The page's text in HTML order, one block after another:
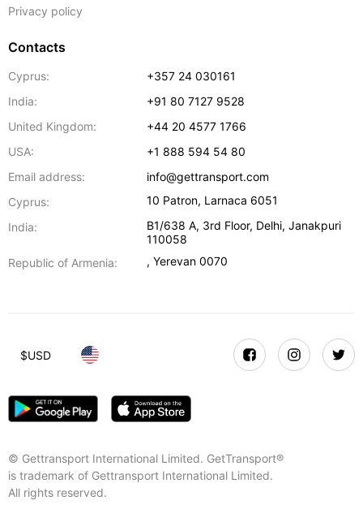
Privacy policy
Contacts
Cyprus:
+357 24 030161
India:
+91 80 7127 9528
United Kingdom:
+44 20 4577 1766
USA:
+1 888 594 54 80
Email address:
info@gettransport.com
Cyprus:
10 Patron, Larnaca 6051
India:
B1/638 A, 3rd Floor, Delhi,Janakpuri
110058
Republic of Armenia:
,Yerevan 0070
© Gettransport International Limited. GetTransport®
is trademark of Gettransport International Limited.
All rights reserved.
$USD